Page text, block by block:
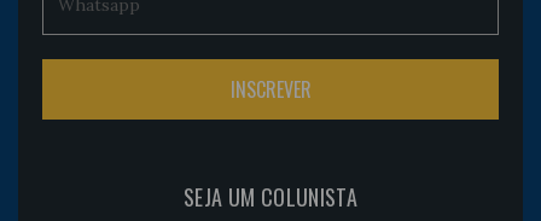
SEJA UM COLUNISTA